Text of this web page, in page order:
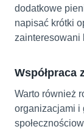
dodatkowe
napisać krótki
zainteresowani
Współpraca
Warto również
organizacjami i